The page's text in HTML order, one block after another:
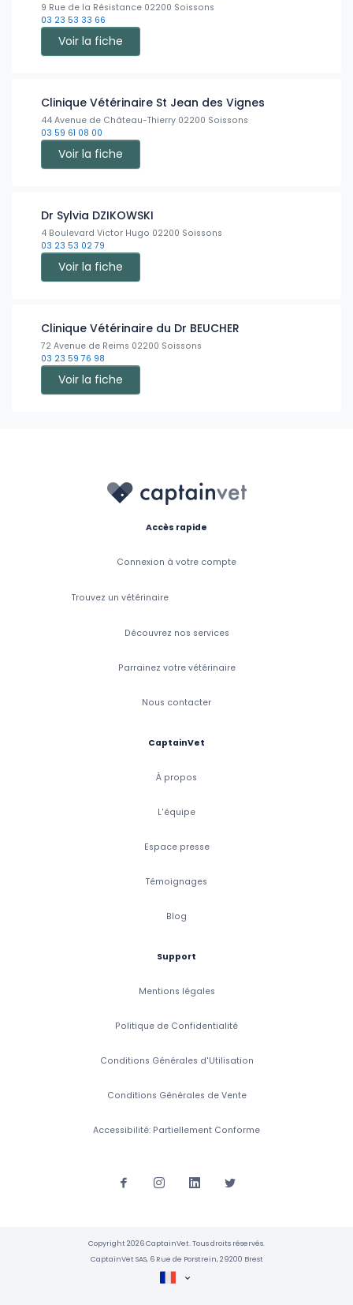
9 Rue de la Résistance 02200 Soissons
03 23 53 33 66
Voir la fiche
Clinique Vétérinaire St Jean des Vignes
44 Avenue de Château-Thierry 02200 Soissons
03 59 61 08 00
Voir la fiche
Dr Sylvia DZIKOWSKI
4 Boulevard Victor Hugo 02200 Soissons
03 23 53 02 79
Voir la fiche
Clinique Vétérinaire du Dr BEUCHER
72 Avenue de Reims 02200 Soissons
03 23 59 76 98
Voir la fiche
Accès rapide
Connexion à votre compte
Trouvez un vétérinaire
Découvrez nos services
Parrainez votre vétérinaire
Nous contacter
CaptainVet
À propos
L'équipe
Espace presse
Témoignages
Blog
Support
Mentions légales
Politique de Confidentialité
Conditions Générales d'Utilisation
Conditions Générales de Vente
Accessibilité: Partiellement Conforme
Copyright 2026 CaptainVet. Tous droits réservés.
CaptainVet SAS, 6 Rue de Porstrein, 29200 Brest